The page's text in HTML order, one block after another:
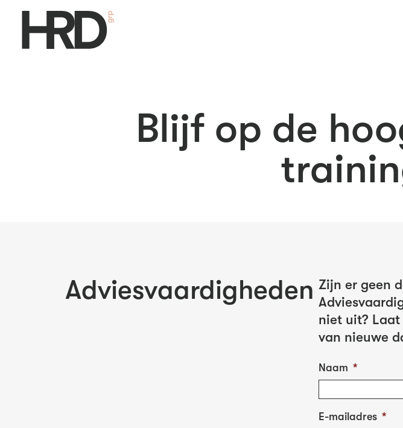
Blijf op de
Adviesvaardigheden Zijn er geen
niet uit?
van nieuwe
Naam *
E-mailadres *